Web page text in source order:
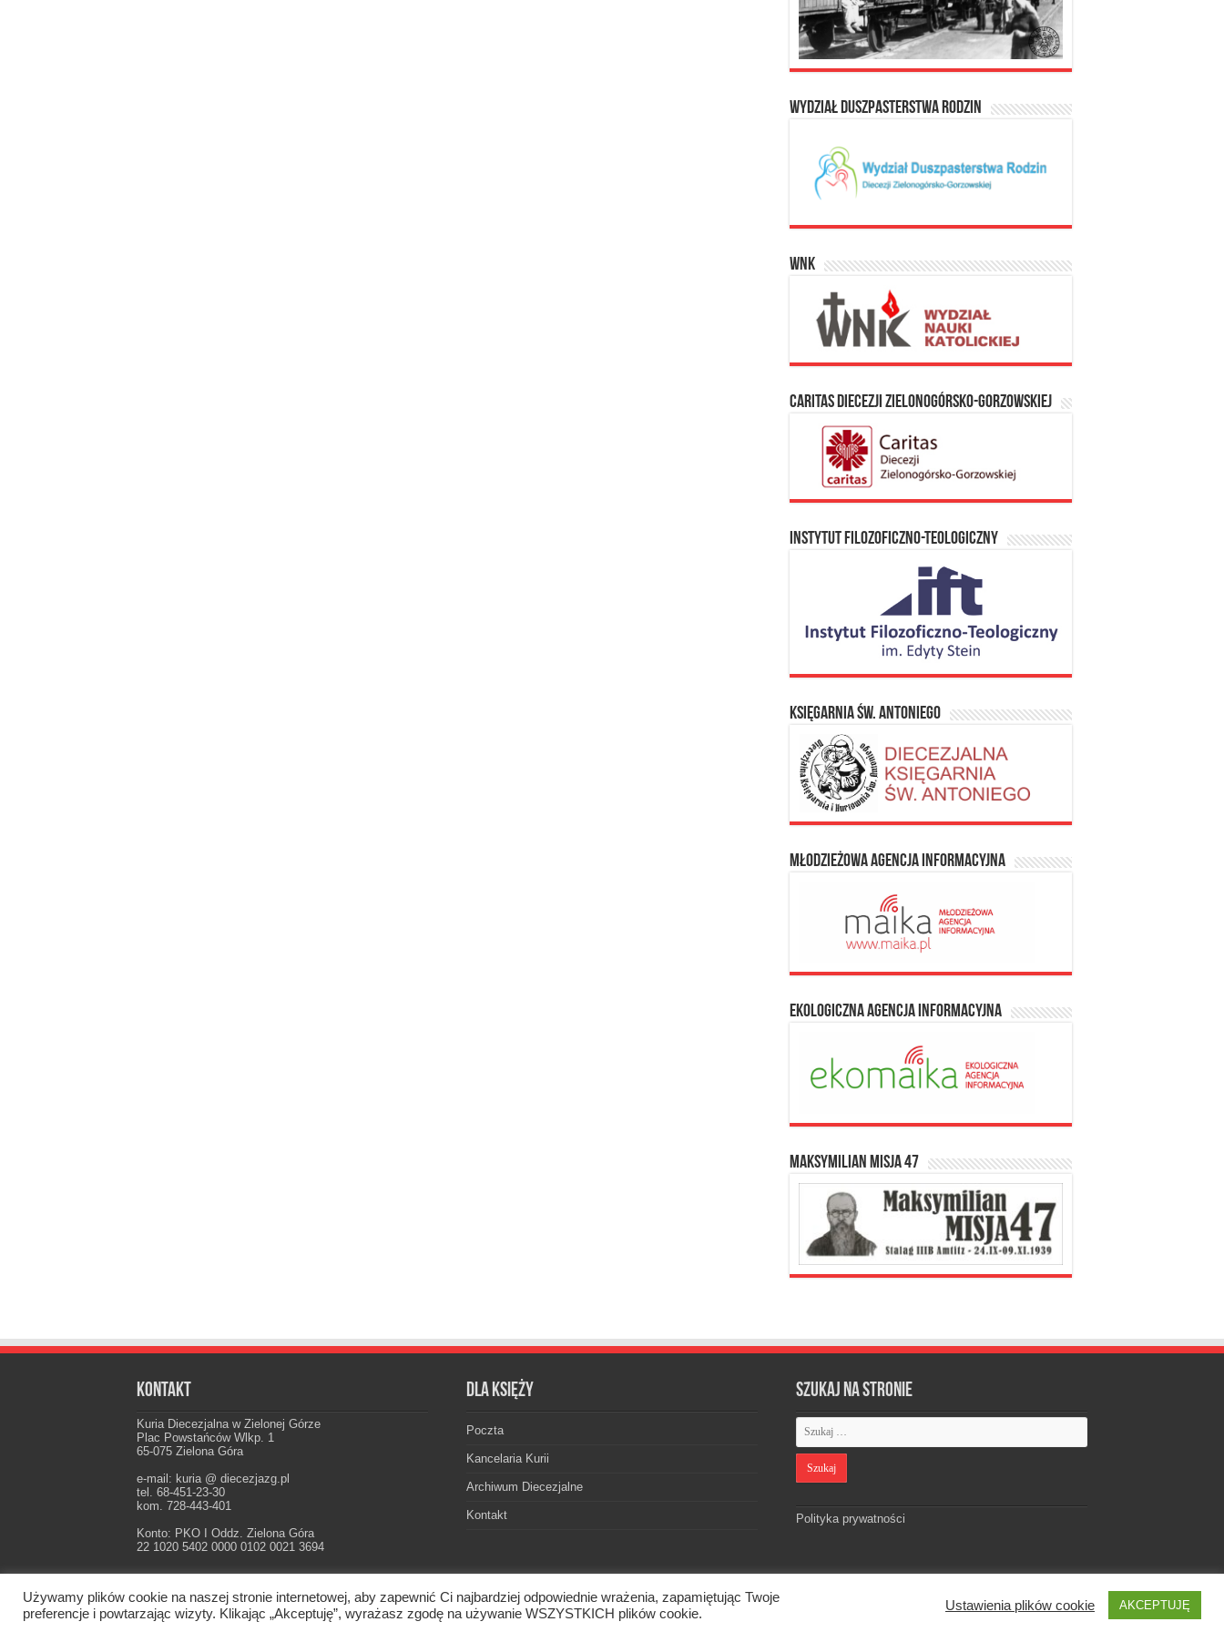
Wydział Duszpasterstwa Rodzin
WNK
Caritas Diecezji Zielonogórsko-Gorzowskiej
Instytut Filozoficzno-Teologiczny
Księgarnia Św. Antoniego
Młodzieżowa Agencja Informacyjna
Ekologiczna Agencja Informacyjna
Maksymilian Misja 47
Kontakt
Kuria Diecezjalna w Zielonej Górze
Plac Powstańców Wlkp. 1
65-075 Zielona Góra
e-mail: kuria @ diecezjazg.pl
tel. 68-451-23-30
kom. 728-443-401
Konto: PKO I Oddz. Zielona Góra
22 1020 5402 0000 0102 0021 3694
Dla księży
Poczta
Kancelaria Kurii
Archiwum Diecezjalne
Kontakt
Szukaj na stronie
Polityka prywatności
Designed byWebdawid
Oficjalna strona Diecezji Zielonogórsko-Gorzowskiej. © 2026. Wszelkie prawa zastrzeżone.
Używamy plików cookie na naszej stronie internetowej, aby zapewnić Ci najbardziej odpowiednie wrażenia, zapamiętując Twoje
preferencje i powtarzając wizyty. Klikając „Akceptuję”, wyrażasz zgodę na używanie WSZYSTKICH plików cookie.
Ustawienia plików cookie AKCEPTUJĘ